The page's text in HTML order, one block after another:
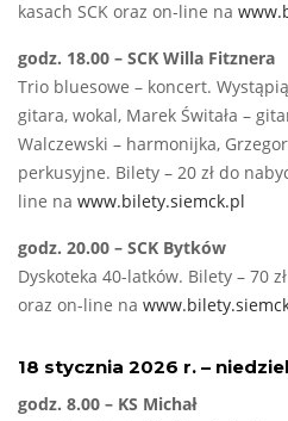
kasach SCK oraz on-line na
godz. 18.00 – SCK Willa Fitznera
Trio bluesowe – koncert.
gitara, wokal, Marek Świtała –
Walczewski – harmonijka,
perkusyjne. Bilety – 20 zł do
line na www.bilety.siemck.pl
godz. 20.00 – SCK Bytków
Dyskoteka 40-latków. Bilety – 70
oraz on-line na
18 stycznia 2026 r. –
godz. 8.00 – KS Michał